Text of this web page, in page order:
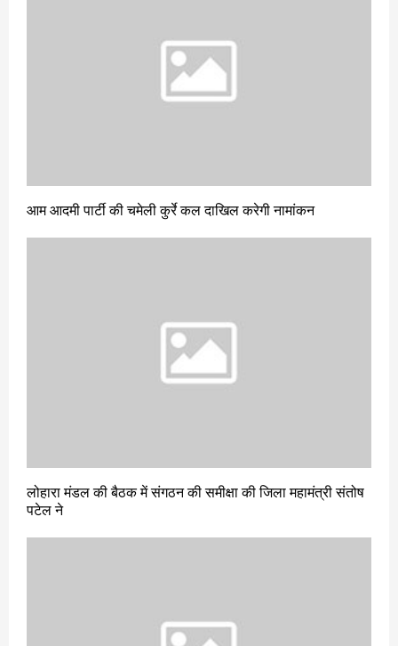
आम आदमी पार्टी की चमेली कुर्रे कल दाखिल करेगी नामांकन
लोहारा मंडल की बैठक में संगठन की समीक्षा की जिला महामंत्री संतोष
पटेल ने